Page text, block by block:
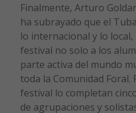
Finalmente, Arturo
ha subrayado que el
lo internacional y lo
festival no solo a los
parte activa del mundo
toda la Comunidad Foral.
festival lo completan
de agrupaciones y